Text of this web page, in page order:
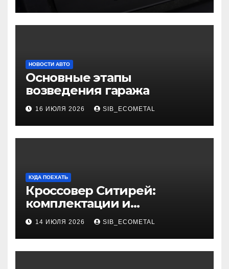
НОВОСТИ АВТО
Основные этапы
возведения гаража
16 ИЮЛЯ 2026 SIB_ECOMETAL
КУДА ПОЕХАТЬ
Кроссовер Ситирей:
комплектации и
характеристики
14 ИЮЛЯ 2026 SIB_ECOMETAL